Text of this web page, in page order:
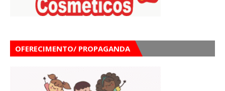
OFERECIMENTO/ PROPAGANDA